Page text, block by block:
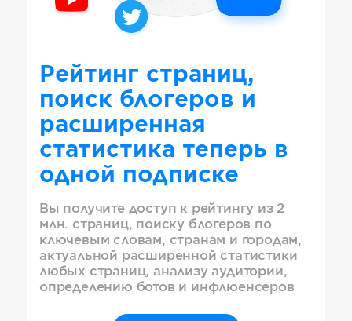
Рейтинг страниц,
поиск блогеров и
расширенная
статистика теперь в
одной подписке
Вы получите доступ к рейтингу из 2
млн. страниц, поиску блогеров по
ключевым словам, странам и городам,
актуальной расширенной статистики
любых страниц, анализу аудитории,
определению ботов и инфлюенсеров